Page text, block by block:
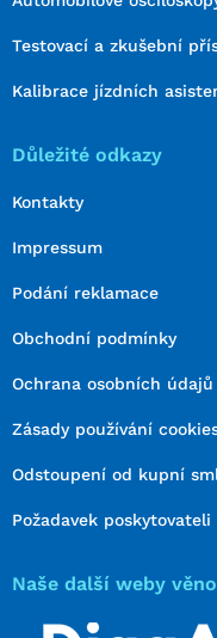
Testovací a zkušební
Kalibrace jízdních
Důležité odkazy
Kontakty
Impressum
Podání reklamace
Obchodní podmínky
Ochrana osobních údajů
Zásady používání
Odstoupení od kupní
Požadavek poskytovateli
Naše další weby